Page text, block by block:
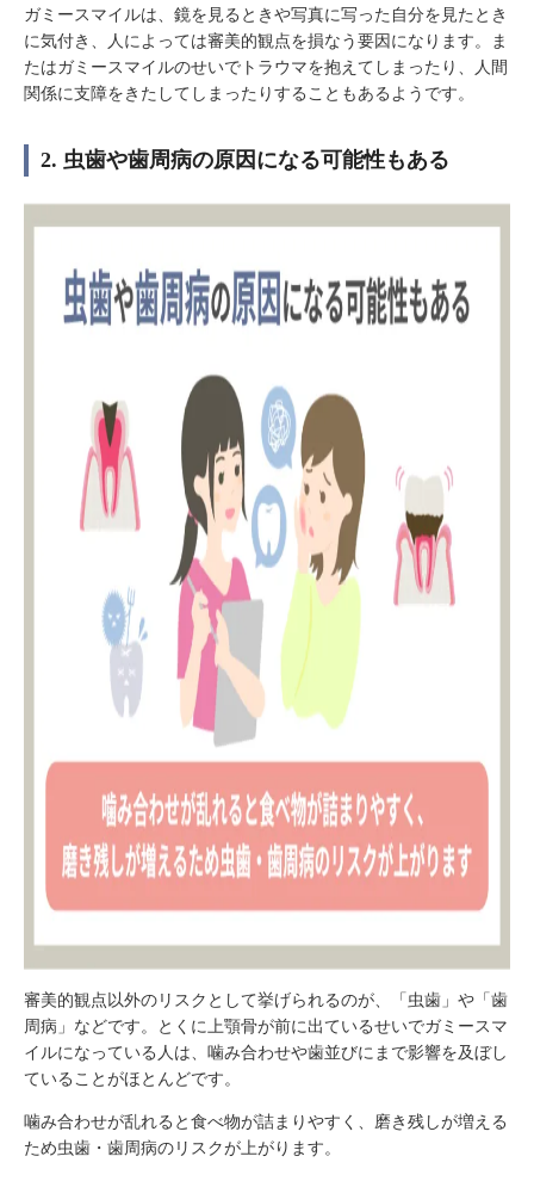
ガミースマイルは、鏡を見るときや写真に写った自分を見たとき
に気付き、人によっては審美的観点を損なう要因になります。ま
たはガミースマイルのせいでトラウマを抱えてしまったり、人間
関係に支障をきたしてしまったりすることもあるようです。
2. 虫歯や歯周病の原因になる可能性もある
審美的観点以外のリスクとして挙げられるのが、「虫歯」や「歯
周病」などです。とくに上顎骨が前に出ているせいでガミースマ
イルになっている人は、噛み合わせや歯並びにまで影響を及ぼし
ていることがほとんどです。
噛み合わせが乱れると食べ物が詰まりやすく、磨き残しが増える
ため虫歯・歯周病のリスクが上がります。